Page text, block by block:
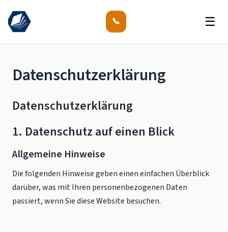
📞 ☰
Datenschutzerklärung
Datenschutzerklärung
1. Datenschutz auf einen Blick
Allgemeine Hinweise
Die folgenden Hinweise geben einen einfachen Überblick
darüber, was mit Ihren personenbezogenen Daten
passiert, wenn Sie diese Website besuchen.